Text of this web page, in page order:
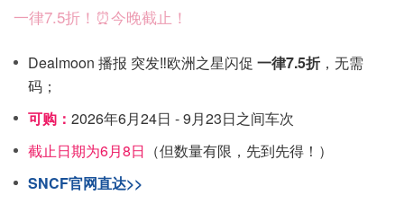
一律7.5折！⏰今晚截止！
Dealmoon 播报 突发‼️欧洲之星闪促 一律7.5折 ，无需
码；
可购： 2026年6月24日 - 9月23日之间车次
截止日期为6月8日 （但数量有限，先到先得！）
SNCF官网直达>>